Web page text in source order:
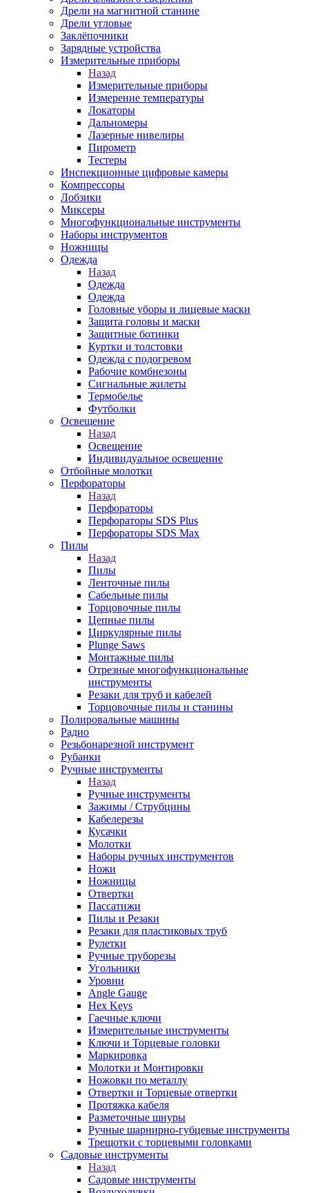
Дрели на магнитной станине
Дрели угловые
Заклёпочники
Зарядные устройства
Измерительные приборы
Назад
Измерительные приборы
Измерение температуры
Локаторы
Дальномеры
Лазерные нивелиры
Пирометр
Тестеры
Инспекционные цифровые камеры
Компрессоры
Лобзики
Миксеры
Многофункциональные инструменты
Наборы инструментов
Ножницы
Одежда
Назад
Одежда
Одежда
Головные уборы и лицевые маски
Защита головы и маски
Защитные ботинки
Куртки и толстовки
Одежда с подогревом
Рабочие комбнезоны
Сигнальные жилеты
Термобелье
Футболки
Освещение
Назад
Освещение
Индивидуальное освещение
Отбойные молотки
Перфораторы
Назад
Перфораторы
Перфораторы SDS Plus
Перфораторы SDS Max
Пилы
Назад
Пилы
Ленточные пилы
Сабельные пилы
Торцовочные пилы
Цепные пилы
Циркулярные пилы
Plunge Saws
Монтажные пилы
Отрезные многофункциональные
инструменты
Резаки для труб и кабелей
Торцовочные пилы и станины
Полировальные машины
Радио
Резьбонарезной инструмент
Рубанки
Ручные инструменты
Назад
Ручные инструменты
Зажимы / Струбцины
Кабелерезы
Кусачки
Молотки
Наборы ручных инструментов
Ножи
Ножницы
Отвертки
Пассатижи
Пилы и Резаки
Резаки для пластиковых труб
Рулетки
Ручные труборезы
Угольники
Уровни
Angle Gauge
Hex Keys
Гаечные ключи
Измерительные инструменты
Ключи и Торцевые головки
Маркировка
Молотки и Монтировки
Ножовки по металлу
Отвертки и Торцевые отвертки
Протяжка кабеля
Разметочные шнуры
Ручные шарнирно-губцевые инструменты
Трещотки с торцевыми головками
Садовые инструменты
Назад
Садовые инструменты